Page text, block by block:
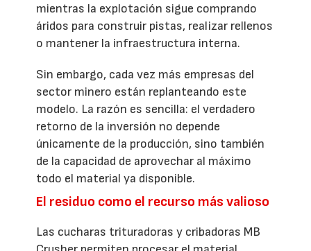
mientras la explotación sigue comprando
áridos para construir pistas, realizar rellenos
o mantener la infraestructura interna.
Sin embargo, cada vez más empresas del
sector minero están replanteando este
modelo. La razón es sencilla: el verdadero
retorno de la inversión no depende
únicamente de la producción, sino también
de la capacidad de aprovechar al máximo
todo el material ya disponible.
El residuo como el recurso más valioso
Las cucharas trituradoras y cribadoras MB